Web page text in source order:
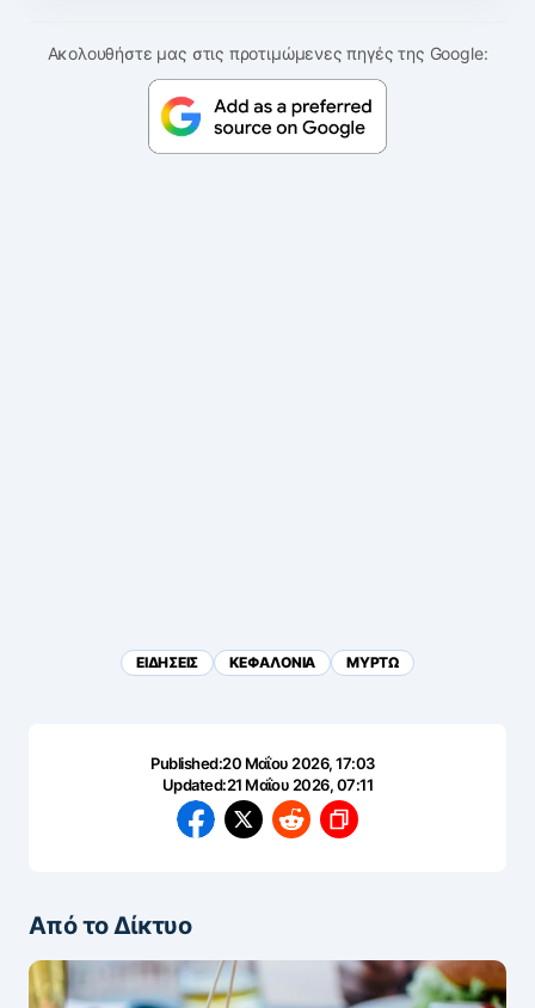
Ακολουθήστε μας στις προτιμώμενες πηγές της Google:
ΕΙΔΗΣΕΙΣ ΚΕΦΑΛΟΝΙΑ ΜΥΡΤΩ
Published:20 Μαΐου 2026, 17:03
Updated:21 Μαΐου 2026, 07:11
Από το Δίκτυο